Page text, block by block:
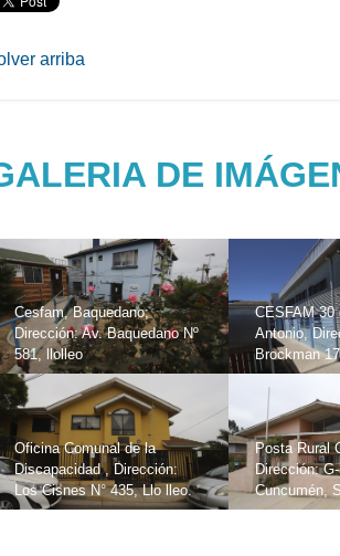
arriba
DE
Cesfam, Baquedano;
Dirección: Av. Baquedano Nº
581, llolleo
Oficina Comunal de la
Discapacidad , Dirección:
Los Cisnes N° 435, Llo lleo.
CESFAM 30
Antonio,
Brockman
Posta Rural
Dirección:
Cuncumén,